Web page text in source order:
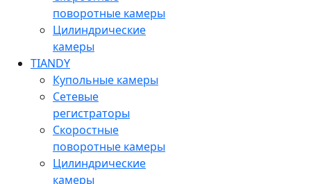
поворотные камеры
Цилиндрические
камеры
TIANDY
Купольные камеры
Сетевые
регистраторы
Скоростные
поворотные камеры
Цилиндрические
камеры